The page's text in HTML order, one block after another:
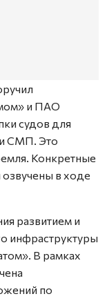
и ПАО
судов для
СМП. Это
Конкретные
в ходе
развитием и
инфраструктуры
В рамках
по